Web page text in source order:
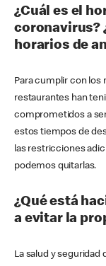
¿Cuál es el
coronavirus?
horarios de
Para cumplir con los
restaurantes han
comprometidos a
estos tiempos de
las restricciones
podemos quitarlas.
¿Qué está
a evitar la
La salud y seguridad